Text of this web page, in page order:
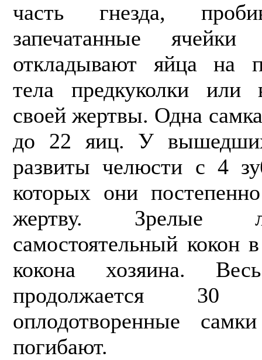
часть гнезда,
запечатанные
откладывают яйца на
тела предкуколки или
своей жертвы. Одна
до 22 яиц. У
развиты челюсти с 4
кото­рых они
жертву. Зрелые
самостоятельный кокон
кокона хозяина.
продолжа­ется
оплодотворенные
погибают.